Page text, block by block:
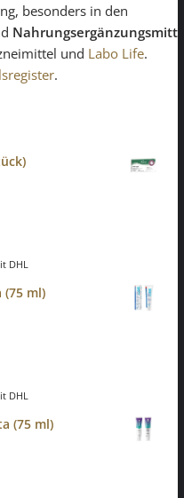
besonders in den
und Labo Life.
.
DHL
(75 ml)
DHL
(75 ml)